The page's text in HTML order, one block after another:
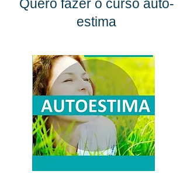
Quero fazer o curso auto-
estima